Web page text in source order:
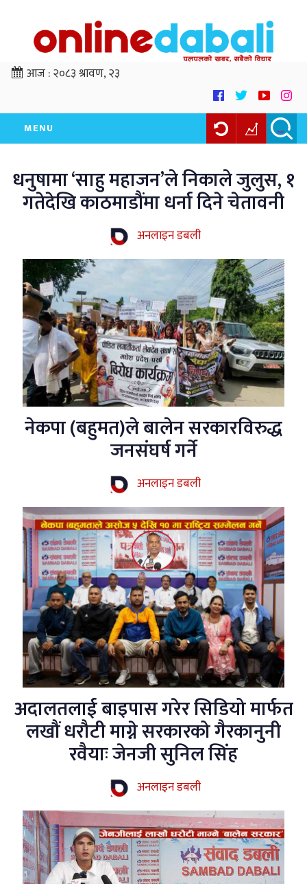
आज :२०८३ श्रावण, २३
MENU
धनुषामा ‘साहु महाजन’ले निकाले जुलुस, १
गतेदेखि काठमाडौंमा धर्ना दिने चेतावनी
अनलाइन डबली
नेकपा (बहुमत)ले बालेन सरकारविरुद्ध
जनसंघर्ष गर्ने
अनलाइन डबली
अदालतलाई बाइपास गरेर सिडियो मार्फत
लखौं धरौटी माग्ने सरकारको गैरकानुनी
रवैयाः जेनजी सुनिल सिंह
अनलाइन डबली